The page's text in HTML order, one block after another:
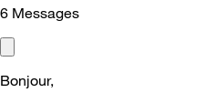
6 Messages
Bonjour,